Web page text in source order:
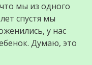
мы из одного
спустя мы
у нас
Думаю, это